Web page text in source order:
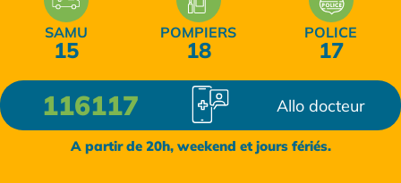
SAMU
15
POMPIERS
18
POLICE
17
116117 Allo docteur
A partir de 20h, weekend et jours fériés.